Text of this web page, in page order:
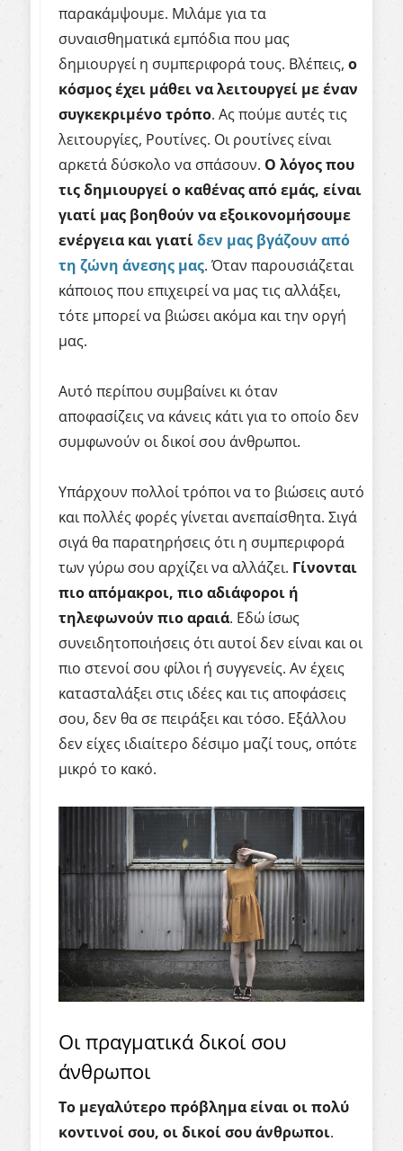
παρακάμψουμε. Μιλάμε για τα
συναισθηματικά εμπόδια που μας
δημιουργεί η συμπεριφορά τους. Βλέπεις, ο
κόσμος έχει μάθει να λειτουργεί με έναν
συγκεκριμένο τρόπο. Ας πούμε αυτές τις
λειτουργίες, Ρουτίνες. Οι ρουτίνες είναι
αρκετά δύσκολο να σπάσουν. Ο λόγος που
τις δημιουργεί ο καθένας από εμάς, είναι
γιατί μας βοηθούν να εξοικονομήσουμε
ενέργεια και γιατίδεν μας βγάζουν από
τη ζώνη άνεσης μας. Όταν παρουσιάζεται
κάποιος που επιχειρεί να μας τις αλλάξει,
τότε μπορεί να βιώσει ακόμα και την οργή
μας.
Αυτό περίπου συμβαίνει κι όταν
αποφασίζεις να κάνεις κάτι για το οποίο δεν
συμφωνούν οι δικοί σου άνθρωποι.
Υπάρχουν πολλοί τρόποι να το βιώσεις αυτό
και πολλές φορές γίνεται ανεπαίσθητα. Σιγά
σιγά θα παρατηρήσεις ότι η συμπεριφορά
των γύρω σου αρχίζει να αλλάζει. Γίνονται
πιο απόμακροι, πιο αδιάφοροι ή
τηλεφωνούν πιο αραιά. Εδώ ίσως
συνειδητοποιήσεις ότι αυτοί δεν είναι και οι
πιο στενοί σου φίλοι ή συγγενείς. Αν έχεις
κατασταλάξει στις ιδέες και τις αποφάσεις
σου, δεν θα σε πειράξει και τόσο. Εξάλλου
δεν είχες ιδιαίτερο δέσιμο μαζί τους, οπότε
μικρό το κακό.
Οι πραγματικά δικοί σου
άνθρωποι
Το μεγαλύτερο πρόβλημα είναι οι πολύ
κοντινοί σου, οι δικοί σου άνθρωποι.